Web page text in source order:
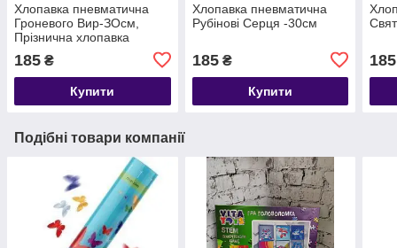
Хлопавка пневматична
Гроневого Вир-ЗОсм,
Прізнична хлопавка
купюри
185 ₴
Купити
Хлопавка пневматична
Рубінові Серця -30см
185₴
Купити
185
Подібні товари компанії